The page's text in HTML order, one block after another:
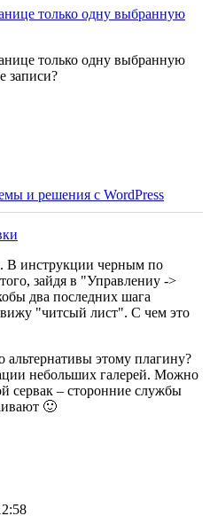
только одну выбранную
только одну выбранную
записи?
и решения с WordPress
В инструкции черным по
зайдя в "Управлениу ->
два последних шага
"читсый лист". С чем это
альтернативы этому плагину?
небольших галерей. Можно
сервак – сторонние службы
🙂